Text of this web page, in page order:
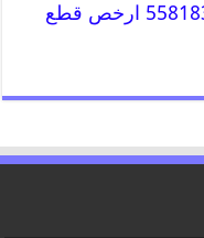
قطع غيار دودج 55818355 ارخص قطع